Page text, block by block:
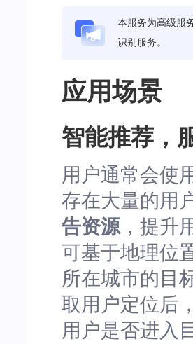
本服务为高级服
识别服务。
应用场景
智能推荐，
用户通常会使
存在大量的用
告资源，提升
可基于地理位
所在城市的目
取用户定位后
用户是否进入